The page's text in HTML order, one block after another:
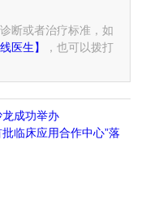
断或者治疗标准，如
医生】
，也可以拨打
成功举办
临床应用合作中心”落